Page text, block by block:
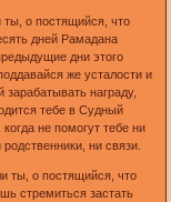
о постящийся, что
дней Рамадана
дни этого
же усталости и
зарабатывать награду,
тебе в Судный
не помогут тебе ни
родственники, ни связи.
ты, о постящийся, что
стремиться застать